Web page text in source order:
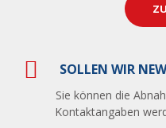
SOLLEN WIR
Sie können die
Kontaktangaben